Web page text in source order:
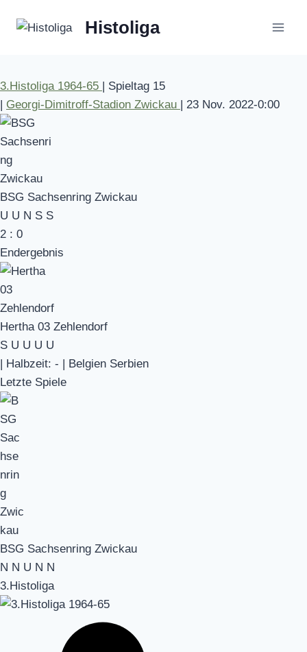
Inhalt
Histoliga
3.Histoliga 1964-65 | Spieltag 15
| Georgi-Dimitroff-Stadion Zwickau | 23 Nov. 2022-0:00
BSG Sachsenring Zwickau
U U N S S
2 : 0
Endergebnis
Hertha 03 Zehlendorf
S U U U U
| Halbzeit: - | Belgien Serbien
Letzte Spiele
BSG Sachsenring Zwickau
N N U N N
3.Histoliga